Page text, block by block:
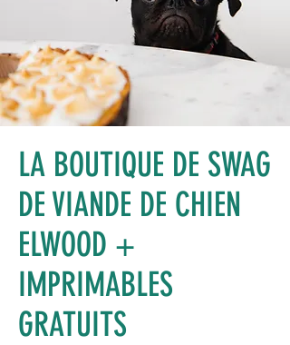
LA BOUTIQUE DE SWAG
DE VIANDE DE CHIEN
ELWOOD +
IMPRIMABLES
GRATUITS